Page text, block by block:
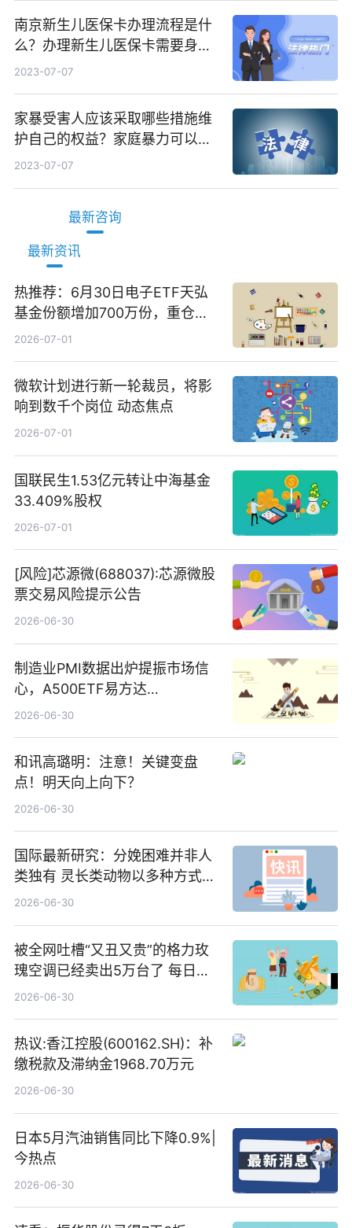
南京新生儿医保卡办理流程是什
么？办理新生儿医保卡需要身份
证吗？ 全球微动态
2023-07-07
家暴受害人应该采取哪些措施维
护自己的权益？家庭暴力可以诉
讼离婚吗？
2023-07-07
最新咨询
最新资讯
热推荐：6月30日电子ETF天弘
基金份额增加700万份，重仓股
立讯精密、寒武纪、工业富联
2026-07-01
微软计划进行新一轮裁员，将影
响到数千个岗位 动态焦点
2026-07-01
国联民生1.53亿元转让中海基金
33.409%股权
2026-07-01
[风险]芯源微(688037):芯源微股
票交易风险提示公告
2026-06-30
制造业PMI数据出炉提振市场信
心，A500ETF易方达
（159361）昨日“吸金”1.7亿元-
2026-06-30
和讯高璐明：注意！关键变盘
点！明天向上向下？
2026-06-30
国际最新研究：分娩困难并非人
类独有 灵长类动物以多种方式演
化|最新消息
2026-06-30
被全网吐槽“又丑又贵”的格力玫
瑰空调已经卖出5万台了 每日热
文
2026-06-30
热议:香江控股(600162.SH)：补
缴税款及滞纳金1968.70万元
2026-06-30
日本5月汽油销售同比下降0.9%|
今热点
2026-06-30